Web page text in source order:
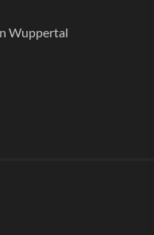
Wuppertal